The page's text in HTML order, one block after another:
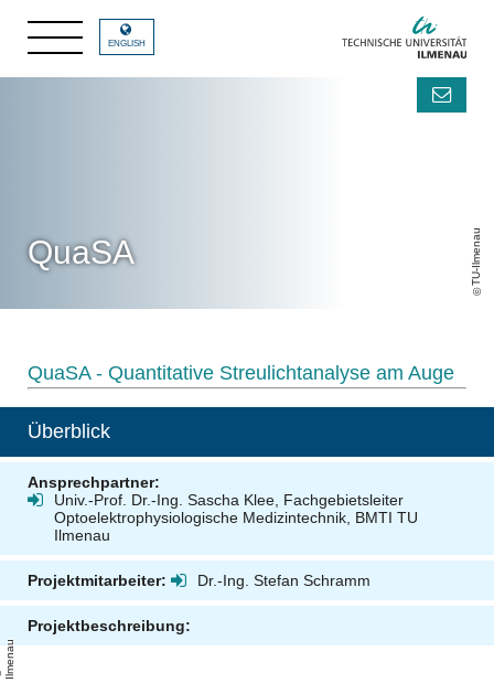
TU-Ilmenau
ENGLISH
QuaSA
QuaSA - Quantitative Streulichtanalyse am Auge
Überblick
Ansprechpartner:
Univ.-Prof. Dr.-Ing. Sascha Klee, Fachgebietsleiter
Optoelektrophysiologische Medizintechnik, BMTI TU
Ilmenau
Projektmitarbeiter: Dr.-Ing. Stefan Schramm
Projektbeschreibung:
u